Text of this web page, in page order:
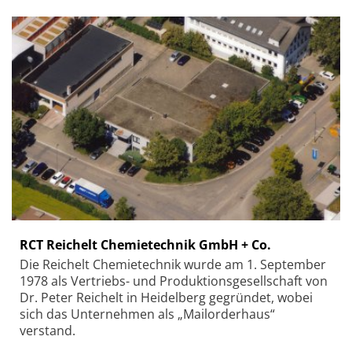
RCT Reichelt Chemietechnik GmbH + Co.
Die Reichelt Chemietechnik wurde am 1. September
1978 als Vertriebs- und Produktionsgesellschaft von
Dr. Peter Reichelt in Heidelberg gegründet, wobei
sich das Unternehmen als „Mailorderhaus“
verstand.